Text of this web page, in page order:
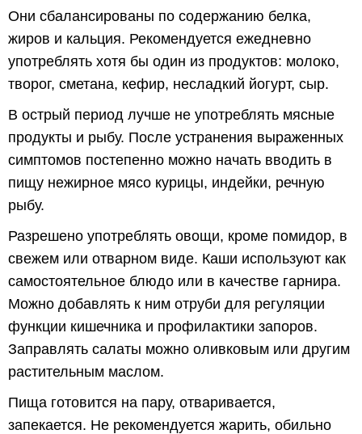
Они сбалансированы по содержанию белка,
жиров и кальция. Рекомендуется ежедневно
употреблять хотя бы один из продуктов: молоко,
творог, сметана, кефир, несладкий йогурт, сыр.
В острый период лучше не употреблять мясные
продукты и рыбу. После устранения выраженных
симптомов постепенно можно начать вводить в
пищу нежирное мясо курицы, индейки, речную
рыбу.
Разрешено употреблять овощи, кроме помидор, в
свежем или отварном виде. Каши используют как
самостоятельное блюдо или в качестве гарнира.
Можно добавлять к ним отруби для регуляции
функции кишечника и профилактики запоров.
Заправлять салаты можно оливковым или другим
растительным маслом.
Пища готовится на пару, отваривается,
запекается. Не рекомендуется жарить, обильно